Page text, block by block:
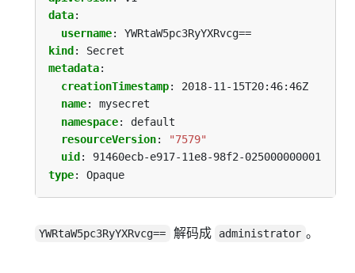
data:
username:
YWRtaW5pc3RyYXRvcg==
kind :
Secret
metadata:
creationTimestamp:
2018-11-15T20:46:46Z
name:
mysecret
namespace:
default
resourceVersion:
"7579"
uid :
91460ecb-e917-11e8-98f2-025000000001
type: Opaque
YWRtaW5pc3RyYXRvcg== 解码成 administrator 。